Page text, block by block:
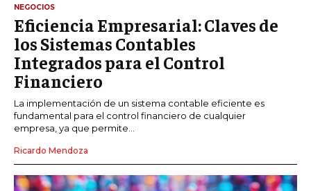
NEGOCIOS
Eficiencia Empresarial: Claves de
los Sistemas Contables
Integrados para el Control
Financiero
La implementación de un sistema contable eficiente es
fundamental para el control financiero de cualquier
empresa, ya que permite...
Ricardo Mendoza